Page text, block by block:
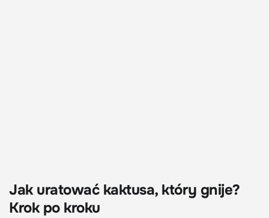
Jak uratować kaktusa, który gnije?
Krok po kroku